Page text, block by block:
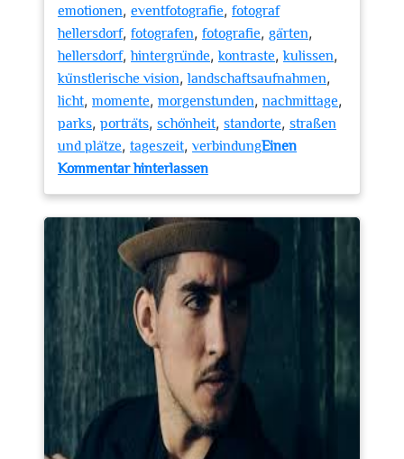
emotionen, eventfotografie, fotograf
hellersdorf, fotografen, fotografie, gärten,
hellersdorf,hintergründe,kontraste,kulissen,
künstlerische vision,landschaftsaufnahmen,
licht, momente, morgenstunden, nachmittage,
parks, porträts, schönheit, standorte, straßen
und plätze, tageszeit, verbindungEinen
Kommentar hinterlassenzu
der
Fotografie
in
Hellersdorf:
Einblick
in
die
Schönheit
des
Alltäglichen